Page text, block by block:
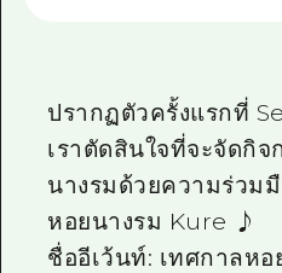
ปรากฏตัวครั้งแรกที่
เราตัดสินใจที่จะจัดกิจ
นางรมด้วยความร่วม
หอยนางรม Kure ♪
ชื่ออีเว้นท์: เทศกาลหอ